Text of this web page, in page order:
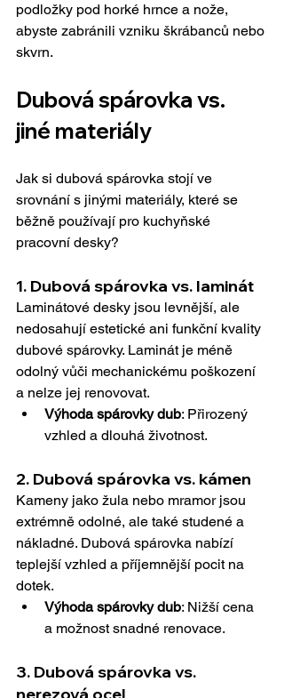
podložky pod horké hrnce a nože,
abyste zabránili vzniku škrábanců nebo
skvrn.
Dubová spárovka vs.
jiné materiály
Jak si dubová spárovka stojí ve
srovnání s jinými materiály, které se
běžně používají pro kuchyňské
pracovní desky?
1. Dubová spárovka vs. laminát
Laminátové desky jsou levnější, ale
nedosahují estetické ani funkční kvality
dubové spárovky. Laminát je méně
odolný vůči mechanickému poškození
a nelze jej renovovat.
Výhoda spárovky dub: Přirozený
vzhled a dlouhá životnost.
2. Dubová spárovka vs. kámen
Kameny jako žula nebo mramor jsou
extrémně odolné, ale také studené a
nákladné. Dubová spárovka nabízí
teplejší vzhled a příjemnější pocit na
dotek.
Výhoda spárovky dub: Nižší cena
a možnost snadné renovace.
3. Dubová spárovka vs.